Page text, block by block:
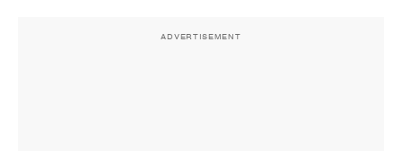
ADVERTISEMENT